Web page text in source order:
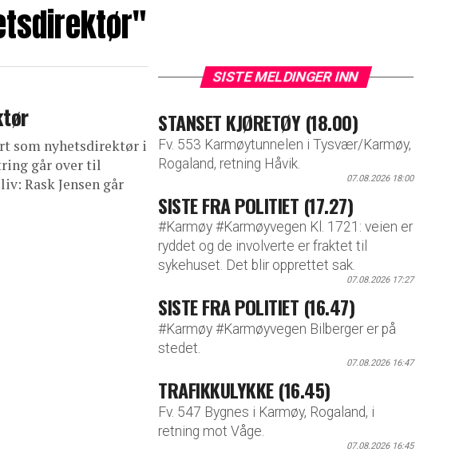
som nyhetsdirektør i
går over til
Rask Jensen går
SISTE MELDINGER INN
STANSET KJØRETØY (18.00)
Fv. 553 Karmøytunnelen i Tysvær/Karmøy,
Rogaland, retning Håvik.
07.08.2026 18:00
SISTE FRA POLITIET (17.27)
#Karmøy #Karmøyvegen Kl. 1721: veien er
ryddet og de involverte er fraktet til
sykehuset. Det blir opprettet sak.
07.08.2026 17:27
SISTE FRA POLITIET (16.47)
#Karmøy #Karmøyvegen Bilberger er på
stedet.
07.08.2026 16:47
TRAFIKKULYKKE (16.45)
Fv. 547 Bygnes i Karmøy, Rogaland, i
retning mot Våge.
07.08.2026 16:45